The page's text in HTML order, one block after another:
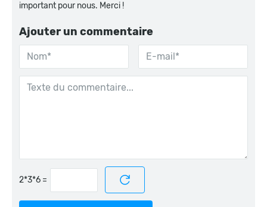
important pour nous. Merci !
Ajouter un commentaire
=